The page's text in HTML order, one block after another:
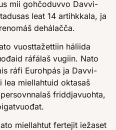
mii gohčoduvvo Davvi-
leat 14 artihkkala, ja
dehálačča.
vuosttažettiin háliida
ráfálaš vugiin. Nato
ráfi Eurohpás ja Davvi-
lea miellahtuid oktasaš
friddjavuohta,
miellahtut fertejit iežaset